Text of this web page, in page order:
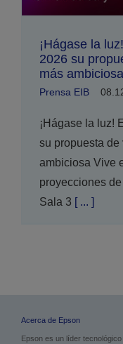
¡Hágase la
2026 su
más ambiciosa
Prensa EIB
¡Hágase la luz!
su propuesta
ambiciosa Vive
proyecciones
Sala 3 [ ... ]
Acerca de Epson
Epson es un líder